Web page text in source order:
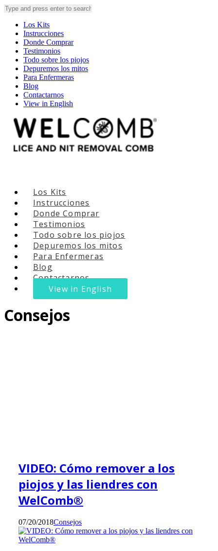
Los Kits
Instrucciones
Donde Comprar
Testimonios
Todo sobre los piojos
Depuremos los mitos
Para Enfermeras
Blog
Contactarnos
View in English
Los Kits
Instrucciones
Donde Comprar
Testimonios
Todo sobre los piojos
Depuremos los mitos
Para Enfermeras
Blog
Contactarnos
View in English
Consejos
VIDEO: Cómo remover a los
piojos y las liendres con
WelComb®
07/20/2018Consejos